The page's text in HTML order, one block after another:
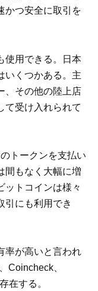
かつ安全に取引を
使用できる。日本
いくつかある。主
、その他の陸上店
て受け入れられて
トークンを支払い
間もなく大幅に増
ットコインは様々
引にも利用でき
率が高いと言われ
Coincheck、
在する。